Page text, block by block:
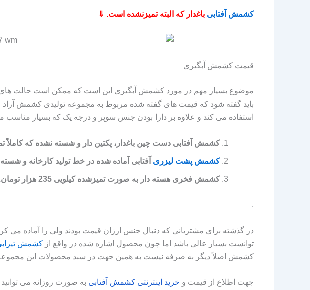
کشمش آفتابی باغدار که البته تمیزنشده است. ⇓
قیمت کشمش آبگیری
موضوع بسیار مهم در مورد کشمش آبگیری این است که ممکن است حالت‌ های
باید گفته شود که قیمت‌ های گفته شده مربوط به مجموعه تولیدی کشمش آراد
استفاده می‌ کند و علاوه بر دارا بودن جنس سوپر و درجه یک که بسیار
کشمش آفتابی دست چین باغدار، پکتین‌ دار و شسته نشده که کاملاً تمیزشده
کشمش پشت لیزری آفتابی آماده شده در خط تولید کارخانه و شسته
کشمش فخری هسته‌ دار به صورت تمیزشده کیلویی 235 هزار تومان.
.
در گذشته برای مشتریانی که دنبال جنس ارزان قیمت بودند ولی را آماده می‌
توانست بسیار عالی باشد اما چون محصول اشاره شده در واقع از کشمش
کشمش اصلاً دیگر به صرفه نیست به همین جهت در سبد محصولات این مجموعه
جهت اطلاع از قیمت و خرید اینترنتی کشمش آفتابی به صورت روزانه می